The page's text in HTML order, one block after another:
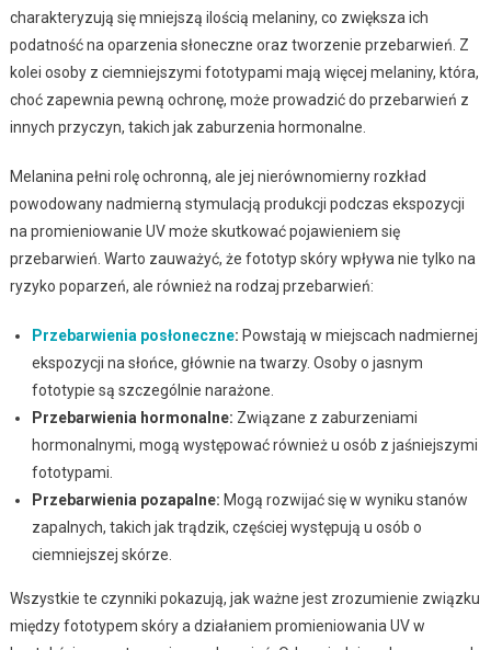
charakteryzują się mniejszą ilością melaniny, co zwiększa ich
podatność na oparzenia słoneczne oraz tworzenie przebarwień. Z
kolei osoby z ciemniejszymi fototypami mają więcej melaniny, która,
choć zapewnia pewną ochronę, może prowadzić do przebarwień z
innych przyczyn, takich jak zaburzenia hormonalne.
Melanina pełni rolę ochronną, ale jej nierównomierny rozkład
powodowany nadmierną stymulacją produkcji podczas ekspozycji
na promieniowanie UV może skutkować pojawieniem się
przebarwień. Warto zauważyć, że fototyp skóry wpływa nie tylko na
ryzyko poparzeń, ale również na rodzaj przebarwień:
Przebarwienia posłoneczne: Powstają w miejscach nadmiernej
ekspozycji na słońce, głównie na twarzy. Osoby o jasnym
fototypie są szczególnie narażone.
Przebarwienia hormonalne: Związane z zaburzeniami
hormonalnymi, mogą występować również u osób z jaśniejszymi
fototypami.
Przebarwienia pozapalne: Mogą rozwijać się w wyniku stanów
zapalnych, takich jak trądzik, częściej występują u osób o
ciemniejszej skórze.
Wszystkie te czynniki pokazują, jak ważne jest zrozumienie związku
między fototypem skóry a działaniem promieniowania UV w